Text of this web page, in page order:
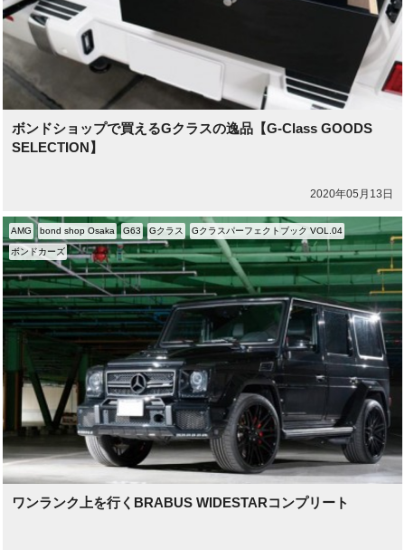
ボンドショップで買えるGクラスの逸品【G-Class GOODS
SELECTION】
2020年05月13日
ワンランク上を行くBRABUS WIDESTARコンプリート
AMG bond shop Osaka G63 Gクラス Gクラスパーフェクトブック VOL.04
ボンドカーズ